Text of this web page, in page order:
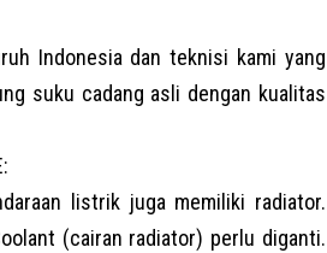
Indonesia dan teknisi kami yang
suku cadang asli dengan kualitas
listrik juga memiliki radiator.
(cairan radiator) perlu diganti.